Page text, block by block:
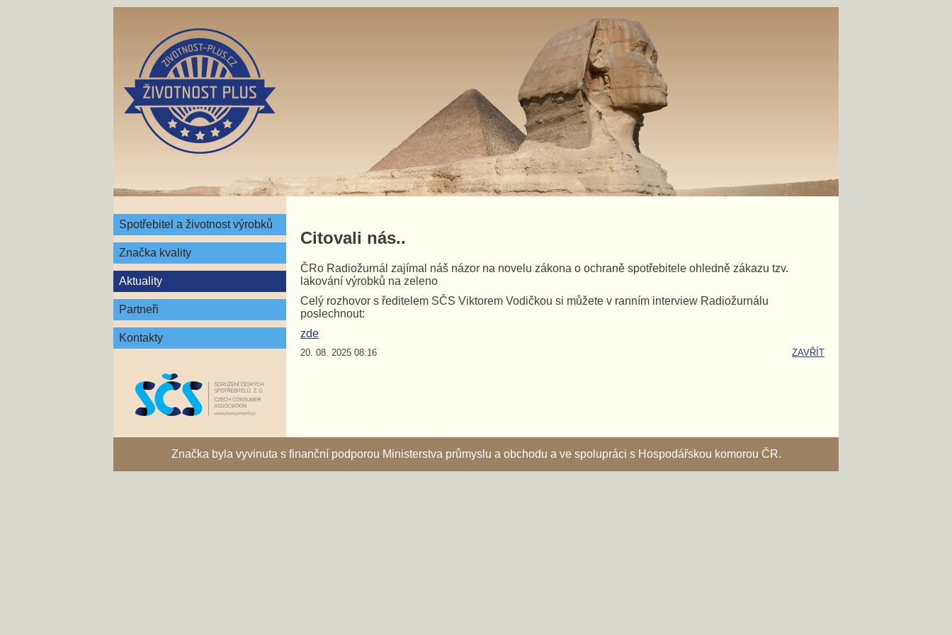
Spotřebitel a životnost výrobků
Značka kvality
Aktuality
Partneři
Kontakty
Citovali nás..
ČRo Radiožurnál zajímal náš názor na novelu zákona o ochraně spotřebitele ohledně zákazu tzv.
lakování výrobků na zeleno
Celý rozhovor s ředitelem SČS Viktorem Vodičkou si můžete v ranním interview Radiožurnálu
poslechnout:
zde
ZAVŘÍT
20. 08. 2025 08:16
Značka byla vyvinuta s finanční podporou Ministerstva průmyslu a obchodu a ve spolupráci s Hospodářskou komorou ČR.